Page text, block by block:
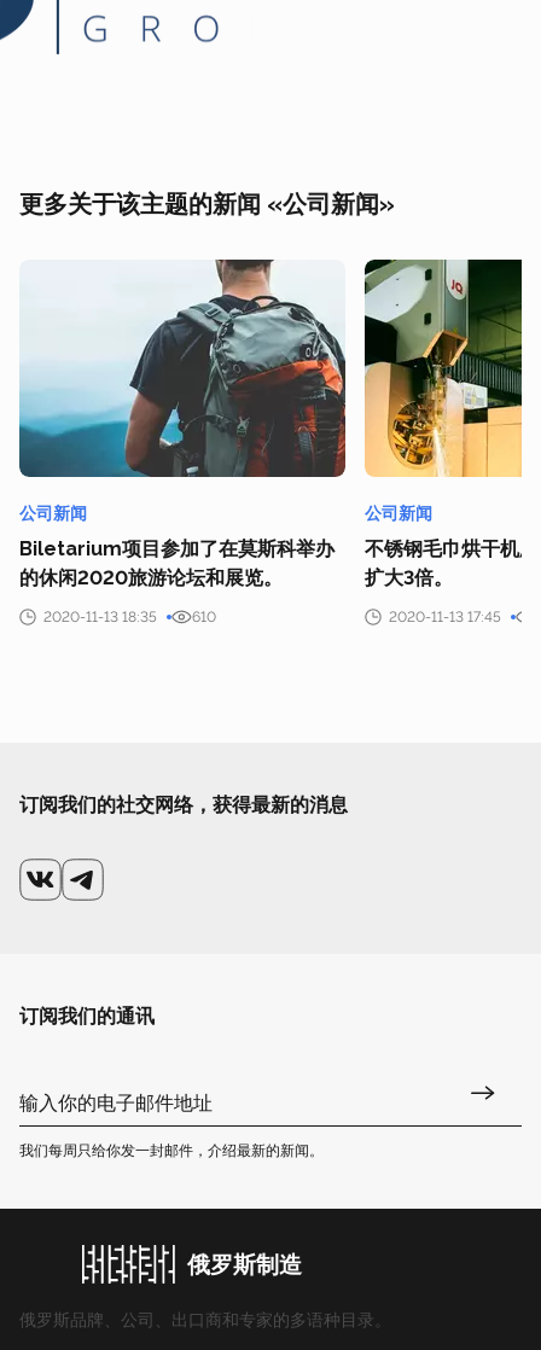
更多关于该主题的新闻 «公司新闻»
公司新闻
Biletarium项目参加了在莫斯科举办
的休闲2020旅游论坛和展览。
2020-11-13 18:35 610
公司新闻
不锈钢毛巾烘干机
扩大3倍。
2020-11-13 17:45
订阅我们的社交网络，获得最新的消息
订阅我们的通讯
我们每周只给你发一封邮件，介绍最新的新闻。
俄罗斯制造
俄罗斯品牌、公司、出口商和专家的多语种目录。